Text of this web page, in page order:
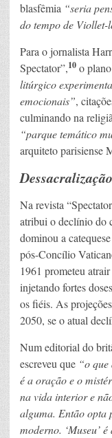
blasfêmia “seria
do tempo de
Para o jornalista
Spectator”,10 o
litúrgico
emocionais”,
culminando na
“parque temático
arquiteto parisiense
Na revista
atribui o declínio do
dominou a
pós-Concílio
1961 prometeu
injetando fortes
os fiéis. As
2050, se o atual
Num editorial do
escreveu que “o
é a oração e o
na vida interior e
alguma. Então opta
moderno. ‘Museu’